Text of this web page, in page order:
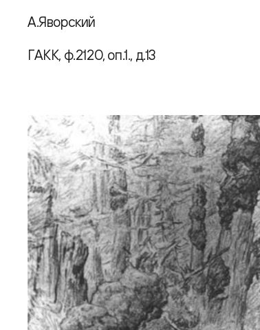
А.Яворский
ГАКК, ф.2120, оп.1., д.13